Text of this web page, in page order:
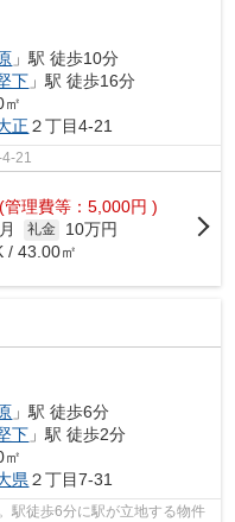
」駅 徒歩10分
下 」駅 徒歩16分
正 ２丁目4-21
21
(管理費等：5,000円 )
礼金
10万円
/ 43.00㎡
」駅 徒歩6分
下 」駅 徒歩2分
県２丁目7-31
駅徒歩6分に駅が立地する物件